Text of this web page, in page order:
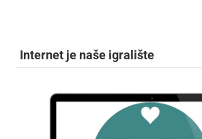
Internet je naše igralište